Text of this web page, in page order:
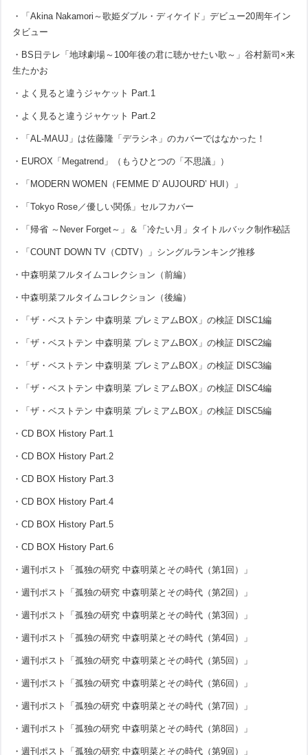
・「Akina Nakamori～歌姫ダブル・ディケイド」デビュー20周年イン
タビュー
・BS日テレ「地球劇場～100年後の君に聴かせたい歌～」谷村新司×来
生たかお
・よく見ると違うジャケット Part.1
・よく見ると違うジャケット Part.2
・「AL-MAUJ」は佐藤隆「デラシネ」のカバーではなかった！
・EUROX「Megatrend」（もうひとつの「不思議」）
・「MODERN WOMEN（FEMME D’ AUJOURD’ HUI）」
・「Tokyo Rose／優しい関係」セルフカバー
・「帰省 ～Never Forget～」＆「冷たい月」タイトルバック制作秘話
・「COUNT DOWN TV（CDTV）」シングルランキング推移
・中森明菜フルタイムコレクション（前編）
・中森明菜フルタイムコレクション（後編）
・「ザ・ベストテン 中森明菜 プレミアムBOX」の検証 DISC1編
・「ザ・ベストテン 中森明菜 プレミアムBOX」の検証 DISC2編
・「ザ・ベストテン 中森明菜 プレミアムBOX」の検証 DISC3編
・「ザ・ベストテン 中森明菜 プレミアムBOX」の検証 DISC4編
・「ザ・ベストテン 中森明菜 プレミアムBOX」の検証 DISC5編
・CD BOX History Part.1
・CD BOX History Part.2
・CD BOX History Part.3
・CD BOX History Part.4
・CD BOX History Part.5
・CD BOX History Part.6
・週刊ポスト「孤独の研究 中森明菜とその時代（第1回）」
・週刊ポスト「孤独の研究 中森明菜とその時代（第2回）」
・週刊ポスト「孤独の研究 中森明菜とその時代（第3回）」
・週刊ポスト「孤独の研究 中森明菜とその時代（第4回）」
・週刊ポスト「孤独の研究 中森明菜とその時代（第5回）」
・週刊ポスト「孤独の研究 中森明菜とその時代（第6回）」
・週刊ポスト「孤独の研究 中森明菜とその時代（第7回）」
・週刊ポスト「孤独の研究 中森明菜とその時代（第8回）」
・週刊ポスト「孤独の研究 中森明菜とその時代（第9回）」